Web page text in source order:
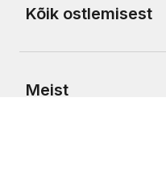
Kõik ostlemisest
Meist